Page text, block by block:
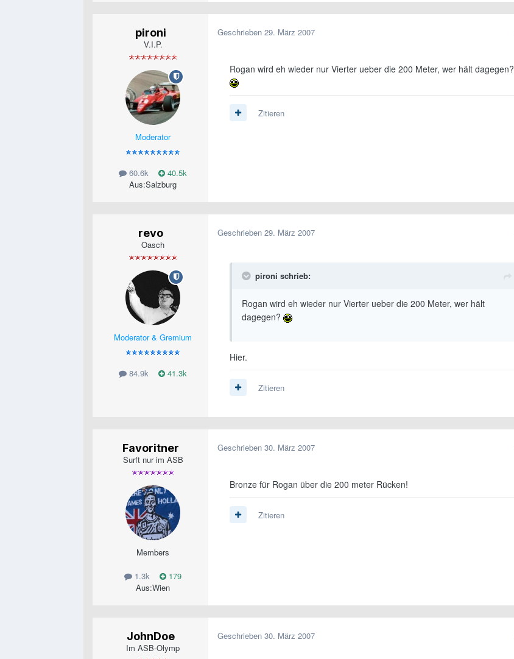
pironi
V.I.P.
Moderator
60.6k
40.5k
Aus:Salzburg
Geschrieben 29. März 2007
Rogan wird eh wieder nur Vierter ueber die 200 Meter, wer hält dagegen?
Zitieren
revo
Oasch
Moderator & Gremium
84.9k 41.3k
Geschrieben 29. März 2007
pironi schrieb:
Rogan wird eh wieder nur Vierter ueber die 200 Meter, wer hält
dagegen?
Hier.
Zitieren
Favoritner
Surft nur im ASB
Members
1.3k
179
Aus:Wien
Geschrieben 30. März 2007
Bronze für Rogan über die 200 meter Rücken!
Zitieren
JohnDoe
Im ASB-Olymp
Geschrieben 30. März 2007